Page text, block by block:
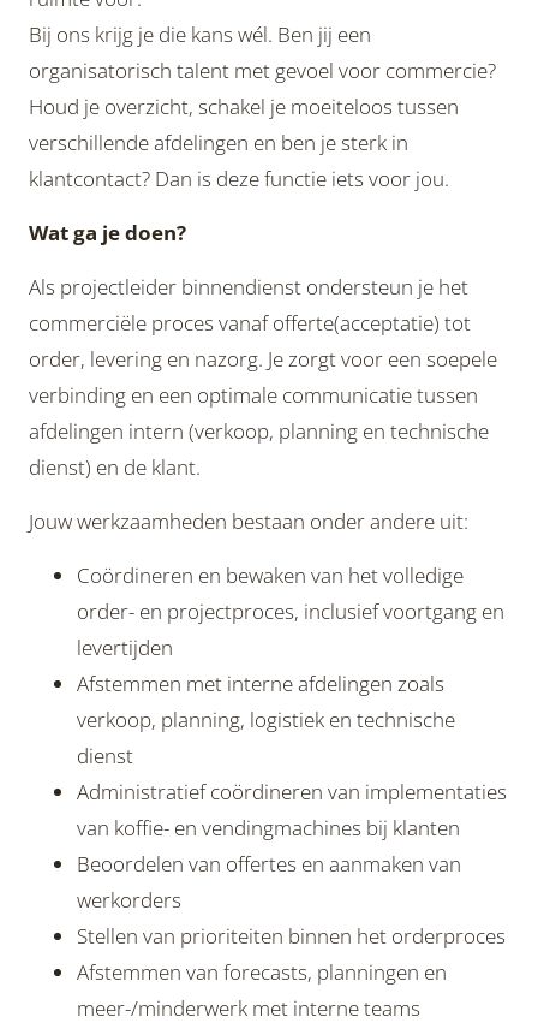
Bij ons krijg je die kans wél. Ben jij een
organisatorisch talent met gevoel voor commercie?
Houd je overzicht, schakel je moeiteloos tussen
verschillende afdelingen en ben je sterk in
klantcontact? Dan is deze functie iets voor jou.
Wat ga je doen?
Als projectleider binnendienst ondersteun je het
commerciële proces vanaf offerte(acceptatie) tot
order, levering en nazorg. Je zorgt voor een soepele
verbinding en een optimale communicatie tussen
afdelingen intern (verkoop, planning en technische
dienst) en de klant.
Jouw werkzaamheden bestaan onder andere uit:
Coördineren en bewaken van het volledige
order- en projectproces, inclusief voortgang en
levertijden
Afstemmen met interne afdelingen zoals
verkoop, planning, logistiek en technische
dienst
Administratief coördineren van implementaties
van koffie- en vendingmachines bij klanten
Beoordelen van offertes en aanmaken van
werkorders
Stellen van prioriteiten binnen het orderproces
Afstemmen van forecasts, planningen en
meer-/minderwerk met interne teams